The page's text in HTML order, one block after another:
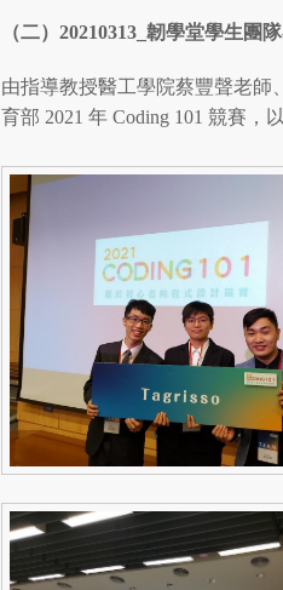
（二） 20210313_ 韌學堂學生團隊
由指導教授醫工學院蔡豐聲老師
育部 2021 年 Coding 101 競賽，